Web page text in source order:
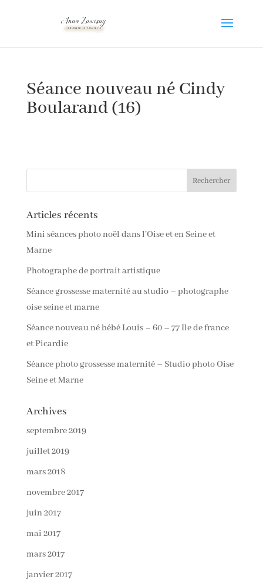
Séance nouveau né Cindy
Boularand (16)
Articles récents
Mini séances photo noël dans l’Oise et en Seine et
Marne
Photographe de portrait artistique
Séance grossesse maternité au studio – photographe
oise seine et marne
Séance nouveau né bébé Louis – 60 – 77 Ile de france
et Picardie
Séance photo grossesse maternité – Studio photo Oise
Seine et Marne
Archives
septembre 2019
juillet 2019
mars 2018
novembre 2017
juin 2017
mai 2017
mars 2017
janvier 2017